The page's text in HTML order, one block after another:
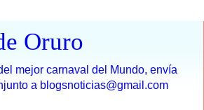
Oruro
mejor carnaval del Mundo, envía
a blogsnoticias@gmail.com